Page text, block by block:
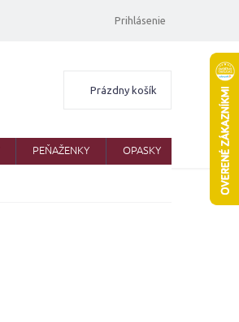
Prihlásenie
Nákupný
Prázdny košík
PEŇAŽENKY OPASKY ŠATKY